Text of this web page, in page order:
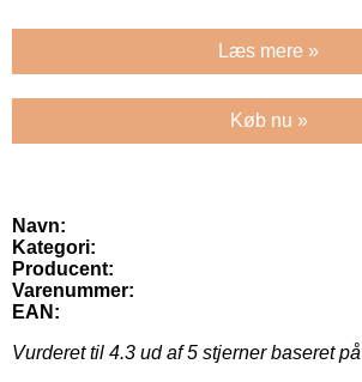
Læs mere »
Køb nu »
Navn:
Kategori:
Producent:
Varenummer:
EAN:
Vurderet til 4.3 ud af 5 stjerner baseret på